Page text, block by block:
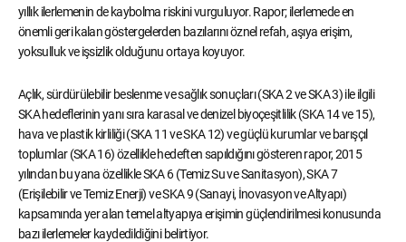
yıllık ilerlemenin de kaybolma riskini vurguluyor. Rapor; ilerlemede en
önemli geri kalan göstergelerden bazılarını öznel refah, aşıya erişim,
yoksulluk ve işsizlik olduğunu ortaya koyuyor.
Açlık, sürdürülebilir beslenme ve sağlık sonuçları (SKA 2 ve SKA 3) ile ilgili
SKA hedeflerinin yanı sıra karasal ve denizel biyoçeşitlilik (SKA 14 ve 15),
hava ve plastik kirliliği (SKA 11 ve SKA 12) ve güçlü kurumlar ve barışçıl
toplumlar (SKA 16) özellikle hedeften sapıldığını gösteren rapor, 2015
yılından bu yana özellikle SKA 6 (Temiz Su ve Sanitasyon), SKA 7
(Erişilebilir ve Temiz Enerji) ve SKA 9 (Sanayi, İnovasyon ve Altyapı)
kapsamında yer alan temel altyapıya erişimin güçlendirilmesi konusunda
bazı ilerlemeler kaydedildiğini belirtiyor.